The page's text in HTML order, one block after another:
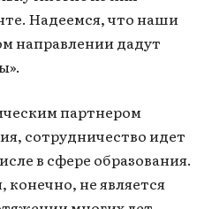
Надеемся, что наши
направлении дадут
партнером
сотрудничество идет
в сфере образования.
не является